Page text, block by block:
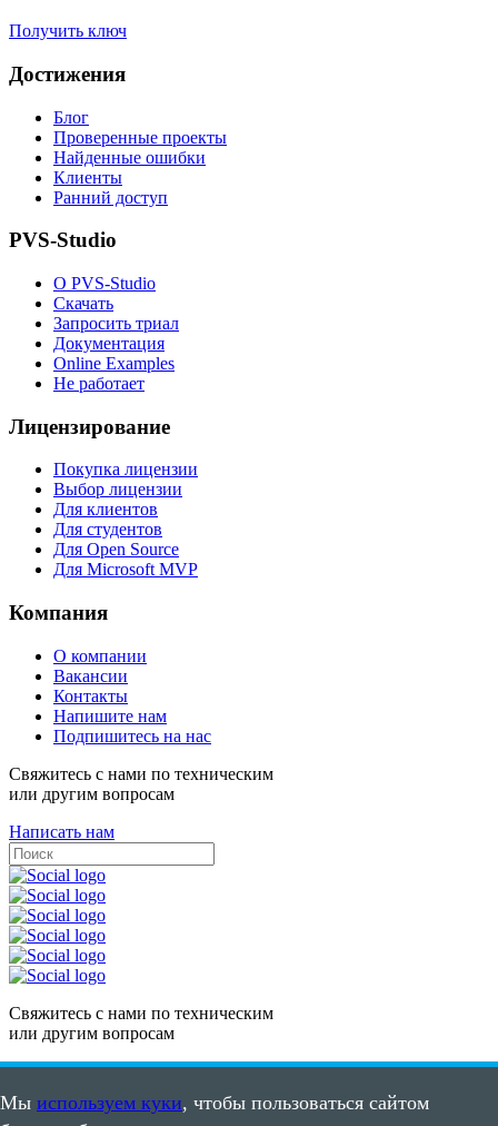
Мы используем куки, чтобы пользоваться сайтом
Получить ключ
Достижения
Блог
Проверенные проекты
Найденные ошибки
Клиенты
Ранний доступ
PVS-Studio
О PVS-Studio
Скачать
Запросить триал
Документация
Online Examples
Не работает
Лицензирование
Покупка лицензии
Выбор лицензии
Для клиентов
Для студентов
Для Open Source
Для Microsoft MVP
Компания
О компании
Вакансии
Контакты
Напишите нам
Подпишитесь на нас
Свяжитесь с нами по техническим
или другим вопросам
Написать нам
Свяжитесь с нами по техническим
или другим вопросам
Написать нам
Карта сайта